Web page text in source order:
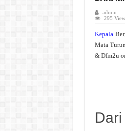
admin
295
Kepala
Mata
& Dfm2u